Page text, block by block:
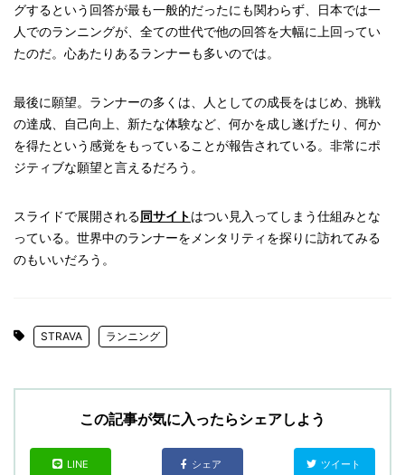
グするという回答が最も一般的だったにも関わらず、日本では一
人でのランニングが、全ての世代で他の回答を大幅に上回ってい
たのだ。心あたりあるランナーも多いのでは。
最後に願望。ランナーの多くは、人としての成長をはじめ、挑戦
の達成、自己向上、新たな体験など、何かを成し遂げたり、何か
を得たという感覚をもっていることが報告されている。非常にポ
ジティブな願望と言えるだろう。
スライドで展開される同サイトはつい見入ってしまう仕組みとな
っている。世界中のランナーをメンタリティを探りに訪れてみる
のもいいだろう。
STRAVA ランニング
この記事が気に入ったらシェアしよう
LINE シェア ツイート